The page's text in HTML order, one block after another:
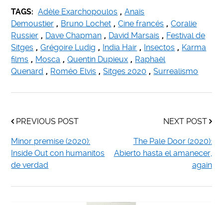
TAGS: Adèle Exarchopoulos , Anaïs
Demoustier , Bruno Lochet , Cine francés , Coralie
Russier , Dave Chapman , David Marsais , Festival de
Sitges , Grégoire Ludig , India Hair , Insectos , Karma
films , Mosca , Quentin Dupieux , Raphaël
Quenard , Roméo Elvis , Sitges 2020 , Surrealismo
PREVIOUS POST
Minor premise (2020):
Inside Out con humanitos
de verdad
NEXT POST
The Pale Door (2020):
Abierto hasta el amanecer,
again